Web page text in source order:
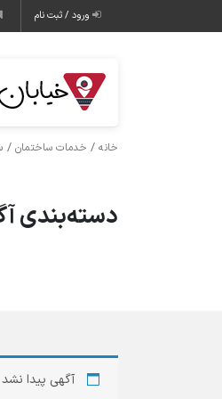
ورود / ثبت نام
خانه / خدمات ساختمان /
دسته‌بندی
آگهی پیدا نشد